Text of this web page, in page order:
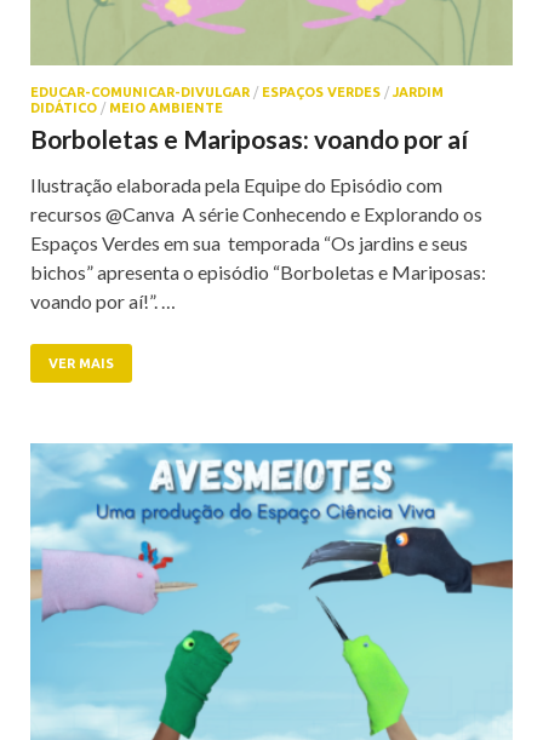
EDUCAR-COMUNICAR-DIVULGAR / ESPAÇOS VERDES / JARDIM
DIDÁTICO / MEIO AMBIENTE
Borboletas e Mariposas: voando por aí
Ilustração elaborada pela Equipe do Episódio com
recursos @Canva A série Conhecendo e Explorando os
Espaços Verdes em sua temporada “Os jardins e seus
bichos” apresenta o episódio “Borboletas e Mariposas:
voando por aí!”. …
VER MAIS